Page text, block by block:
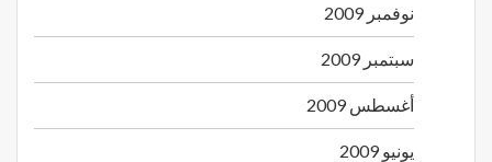
نوفمبر 2009
سبتمبر 2009
أغسطس 2009
يونيو 2009